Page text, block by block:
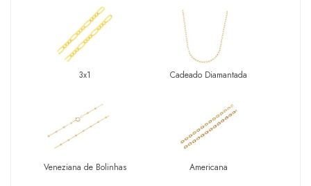
3x1 Cadeado Diamantada
Veneziana de Bolinhas Americana